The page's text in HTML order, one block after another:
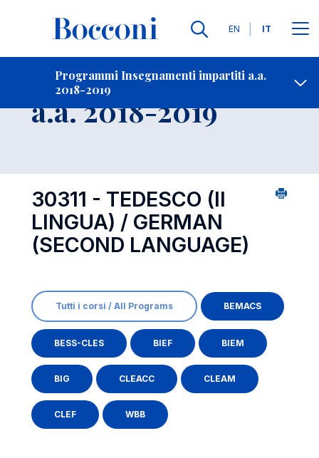
Lingue
EN IT
Programmi Insegnamenti impartiti a.a.
2018-2019
Contatti
Insegnamento
a.a. 2018-2019
30311 - TEDESCO (II
LINGUA) / GERMAN
(SECOND LANGUAGE)
Tutti i corsi / All Programs BEMACS
BESS-CLES BIEF BIEM
BIG CLEACC CLEAM
CLEF WBB